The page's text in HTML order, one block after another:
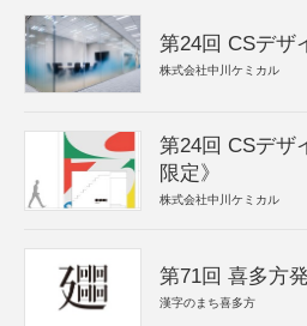
第24回 CSデザ
株式会社中川ケミカル
第24回 CSデザ
限定》
株式会社中川ケミカル
第71回 喜多方
漢字のまち喜多方